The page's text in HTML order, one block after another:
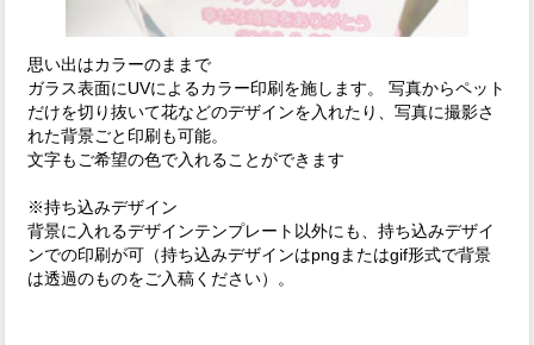
思い出はカラーのままで
ガラス表面にUVによるカラー印刷を施します。 写真からペット
だけを切り抜いて花などのデザインを入れたり、写真に撮影さ
れた背景ごと印刷も可能。
文字もご希望の色で入れることができます
※持ち込みデザイン
背景に入れるデザインテンプレート以外にも、持ち込みデザイ
ンでの印刷が可（持ち込みデザインはpngまたはgif形式で背景
は透過のものをご入稿ください）。